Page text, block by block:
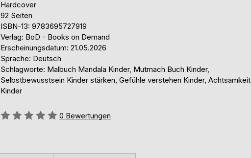
Hardcover
92 Seiten
ISBN-13: 9783695727919
Verlag: BoD - Books on Demand
Erscheinungsdatum: 21.05.2026
Sprache: Deutsch
Schlagworte: Malbuch Mandala Kinder, Mutmach Buch Kinder,
Selbstbewusstsein Kinder stärken, Gefühle verstehen Kinder, Achtsamkeit
Kinder
Bewertung::
0 Bewertungen